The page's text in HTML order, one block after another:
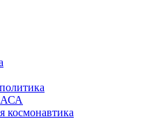
космонавтика